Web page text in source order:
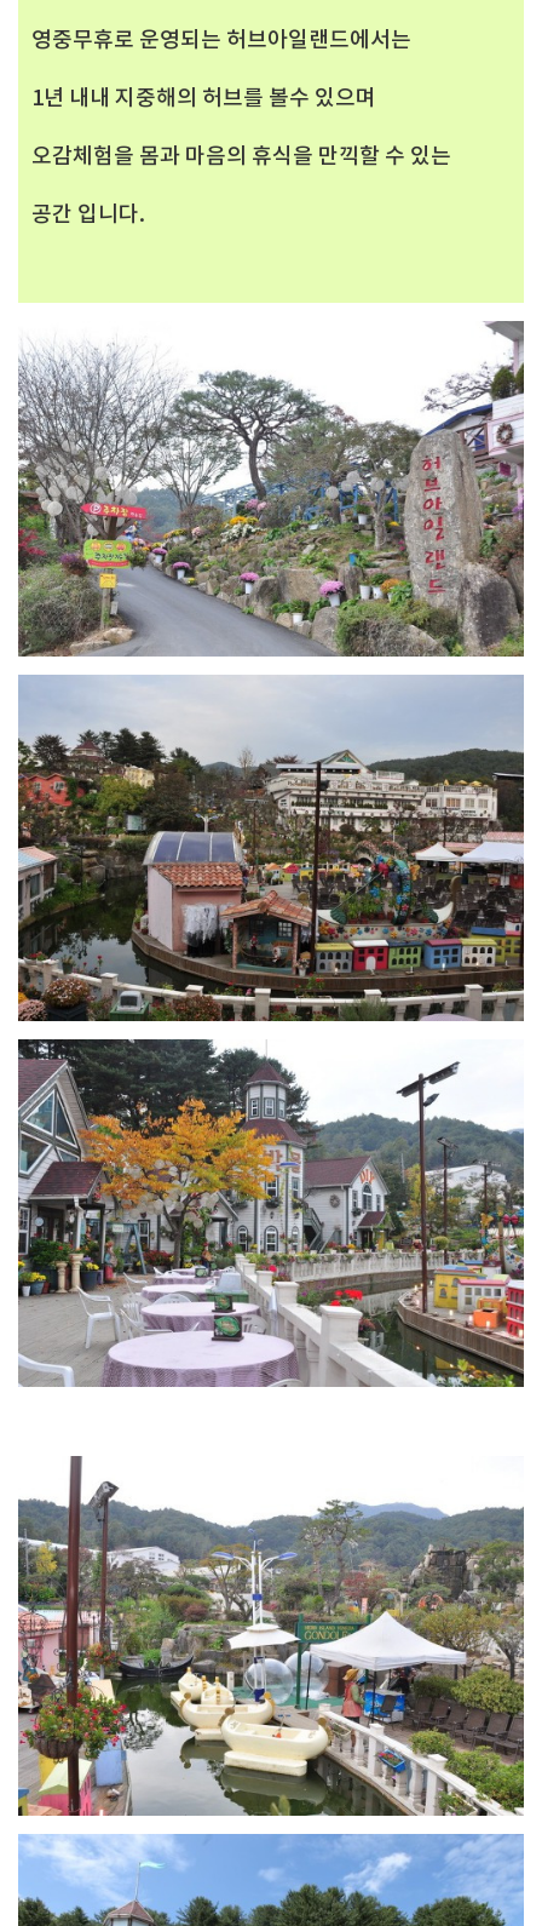
영중무휴로 운영되는 허브아일랜드에서는
1년 내내 지중해의 허브를 볼수 있으며
오감체험을 몸과 마음의 휴식을 만끽할 수 있는
공간 입니다.